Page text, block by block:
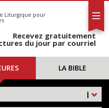
Liturgique pour
Recevez gratuitement
du jour par courriel
LA BIBLE
|